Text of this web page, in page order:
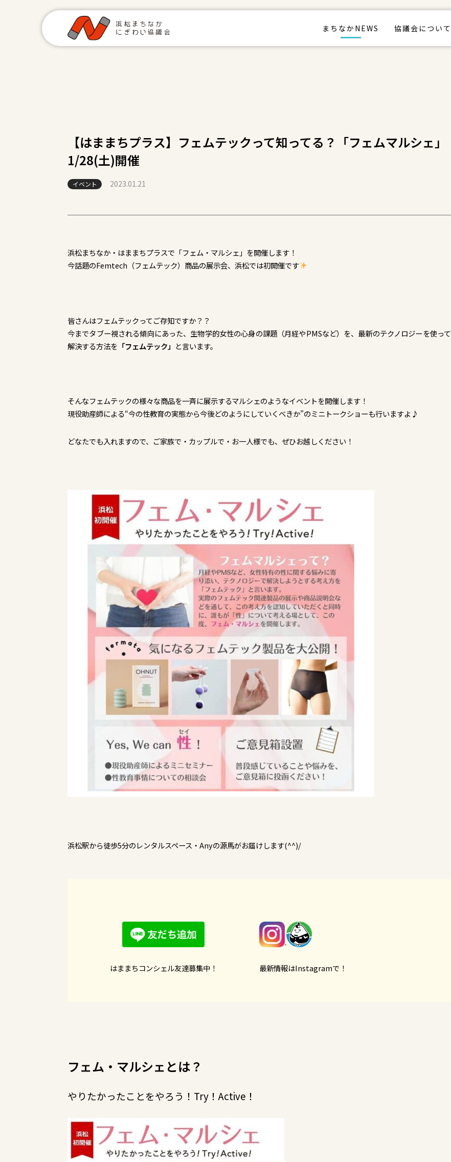
まちなかNEWS 協議会について
【はままちプラス】フェムテックって知ってる？「フェムマルシェ」
1/28(土)開催
イベント 2023.01.21
浜松まちなか・はままちプラスで「フェム・マルシェ」を開催します！
今話題のFemtech（フェムテック）商品の展示会、浜松では初開催です
皆さんはフェムテックってご存知ですか？？
今までタブー視される傾向にあった、生物学的女性の心身の課題（月経やPMSなど）を、最新のテクノロジーを使って
解決する方法を 「フェムテック」 と言います。
そんなフェムテックの様々な商品を一斉に展示するマルシェのようなイベントを開催します！
現役助産師による“今の性教育の実態から今後どのようにしていくべきか”のミニトークショーも行いますよ♪
どなたでも入れますので、ご家族で・カップルで・お一人様でも、ぜひお越しください！
浜松駅から徒歩5分のレンタルスペース・Anyの源馬がお届けします(^^)/
はままちコンシェル友達募集中！ 最新情報はInstagramで！
フェム・マルシェとは？
やりたかったことをやろう！Try！Active！